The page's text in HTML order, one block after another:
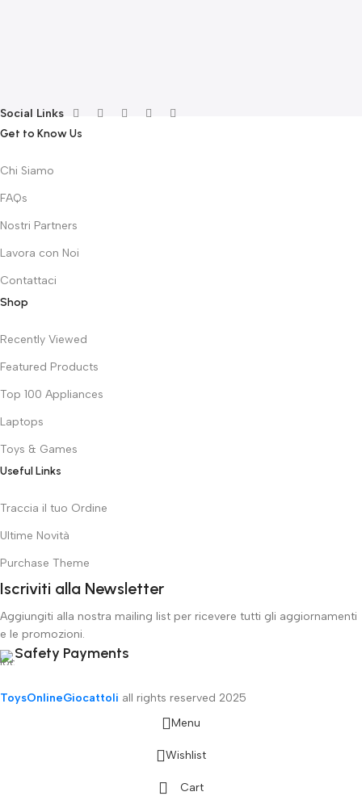
Social Links
Get to Know Us
Chi Siamo
FAQs
Nostri Partners
Lavora con Noi
Contattaci
Shop
Recently Viewed
Featured Products
Top 100 Appliances
Laptops
Toys & Games
Useful Links
Traccia il tuo Ordine
Ultime Novità
Purchase Theme
Iscriviti alla Newsletter
Aggiungiti alla nostra mailing list per ricevere tutti gli aggiornamenti
e le promozioni.
Safety Payments
ToysOnlineGiocattoli all rights reserved 2025
Menu
Wishlist
Cart